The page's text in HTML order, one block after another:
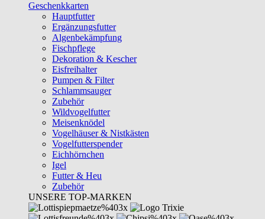
Geschenkkarten
Hauptfutter
Ergänzungsfutter
Algenbekämpfung
Fischpflege
Dekoration & Kescher
Eisfreihalter
Pumpen & Filter
Schlammsauger
Zubehör
Wildvogelfutter
Meisenknödel
Vogelhäuser & Nistkästen
Vogelfutterspender
Eichhörnchen
Igel
Futter & Heu
Zubehör
UNSERE TOP-MARKEN